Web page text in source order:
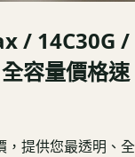
/ 14C30G /
全容量價格速
，提供您最透明、全